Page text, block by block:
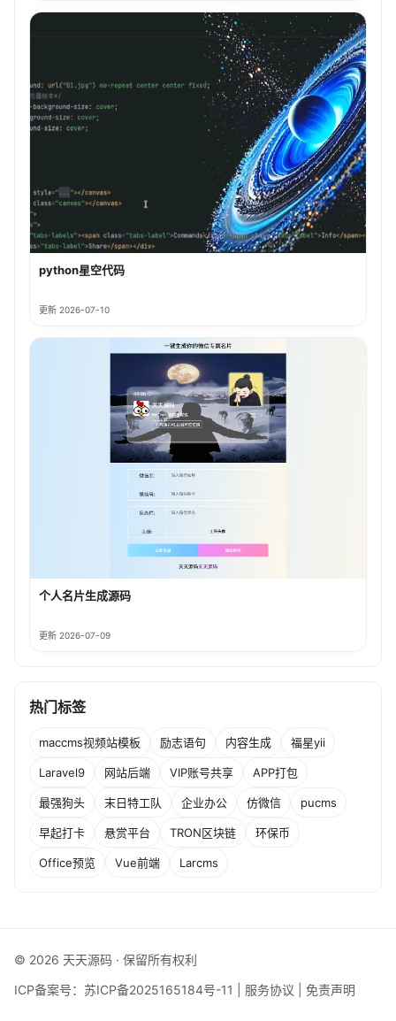
python星空代码
更新 2026-07-10
个人名片生成源码
更新 2026-07-09
热门标签
maccms视频站模板 励志语句 内容生成 福星yii
Laravel9 网站后端 VIP账号共享 APP打包
最强狗头 末日特工队 企业办公 仿微信 pucms
早起打卡 悬赏平台 TRON区块链 环保币
Office预览 Vue前端 Larcms
© 2026 天天源码 · 保留所有权利
ICP备案号： 苏ICP备2025165184号-11 服务协议 免责声明